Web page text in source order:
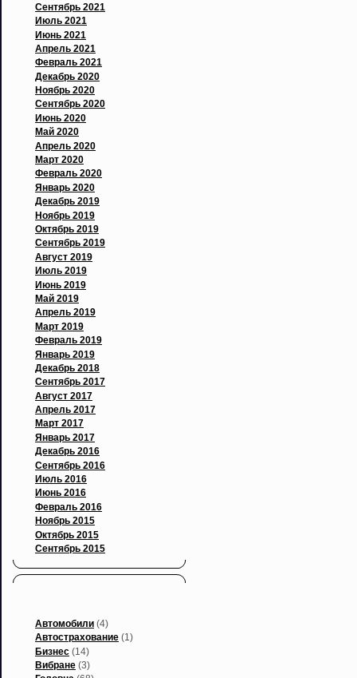
Сентябрь 2021
Июль 2021
Июнь 2021
Апрель 2021
Февраль 2021
Декабрь 2020
Ноябрь 2020
Сентябрь 2020
Июнь 2020
Май 2020
Апрель 2020
Март 2020
Февраль 2020
Январь 2020
Декабрь 2019
Ноябрь 2019
Октябрь 2019
Сентябрь 2019
Август 2019
Июль 2019
Июнь 2019
Май 2019
Апрель 2019
Март 2019
Февраль 2019
Январь 2019
Декабрь 2018
Сентябрь 2017
Август 2017
Апрель 2017
Март 2017
Январь 2017
Декабрь 2016
Сентябрь 2016
Июль 2016
Июнь 2016
Февраль 2016
Ноябрь 2015
Октябрь 2015
Сентябрь 2015
Автомобили (4)
Автострахование (1)
Бизнес (14)
Вибране (3)